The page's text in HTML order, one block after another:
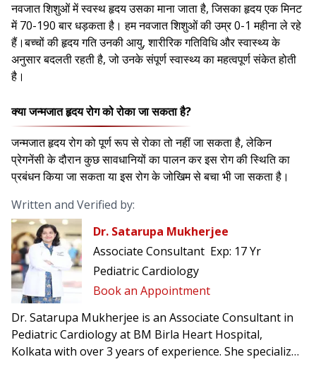
नवजात शिशुओं में स्वस्थ हृदय उसका माना जाता है, जिसका हृदय एक मिनट
में 70-190 बार धड़कता है। हम नवजात शिशुओं की उम्र 0-1 महीना ले रहे
हैं।बच्चों की हृदय गति उनकी आयु, शारीरिक गतिविधि और स्वास्थ्य के
अनुसार बदलती रहती है, जो उनके संपूर्ण स्वास्थ्य का महत्वपूर्ण संकेत होती
है।
क्या जन्मजात हृदय रोग को रोका जा सकता है?
जन्मजात हृदय रोग को पूर्ण रूप से रोका तो नहीं जा सकता है, लेकिन
प्रेगनेंसी के दौरान कुछ सावधानियों का पालन कर इस रोग की स्थिति का
प्रबंधन किया जा सकता या इस रोग के जोखिम से बचा भी जा सकता है।
Written and Verified by:
Dr. Satarupa Mukherjee
Associate Consultant Exp: 17 Yr
Pediatric Cardiology
Book an Appointment
Dr. Satarupa Mukherjee is an Associate Consultant in
Pediatric Cardiology at BM Birla Heart Hospital,
Kolkata with over 3 years of experience. She specializes